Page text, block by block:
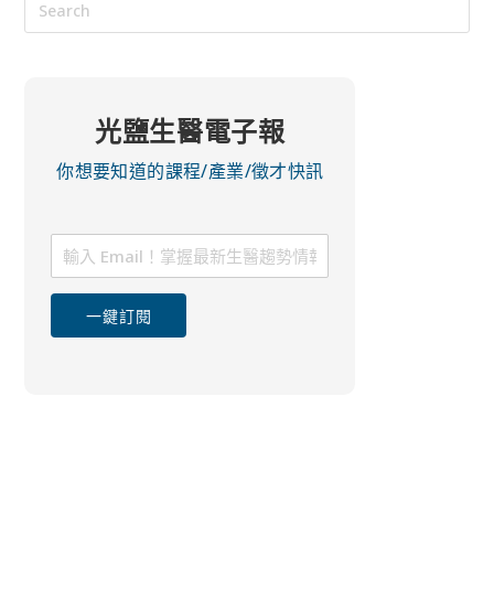
光鹽生醫電子報
你想要知道的課程/產業/徵才快訊
一鍵訂閱